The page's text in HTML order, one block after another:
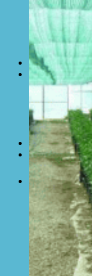
Bạt Kéo
Thi
Thi
Thi
Thi
Tin tức
Hoạt động
May bạt
Thi
Thay
Thay
Thi công
Tuyển Dụng
Liên hệ Hòa
Tìm
kiếm: